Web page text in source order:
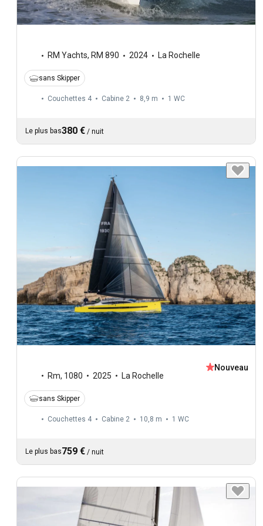
RM Yachts, RM 890 2024 La Rochelle
sans Skipper
Couchettes 4 Cabine 2 8,9 m 1 WC
Le plus bas380 € / nuit
Rm, 1080 2025 La Rochelle
Nouveau
sans Skipper
Couchettes 4 Cabine 2 10,8 m 1 WC
Le plus bas759 € / nuit